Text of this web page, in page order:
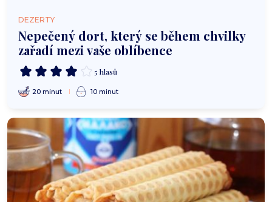
DEZERTY
Nepečený dort, který se během chvilky
zařadí mezi vaše oblíbence
5 hlasů
20 minut 10 minut